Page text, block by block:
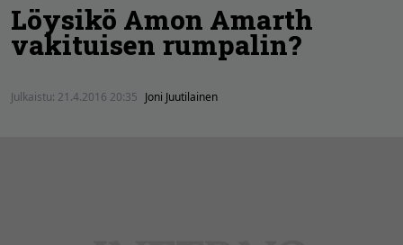
Löysikö Amon Amarth
vakituisen rumpalin?
Julkaistu: 21.4.2016 20:35 Joni Juutilainen